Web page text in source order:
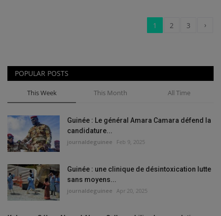
1 2 3 ›
POPULAR POSTS
This Week This Month All Time
Guinée : Le général Amara Camara défend la
candidature...
journaldeguinee Feb 9, 2025
Guinée : une clinique de désintoxication lutte
sans moyens...
journaldeguinee Apr 20, 2025